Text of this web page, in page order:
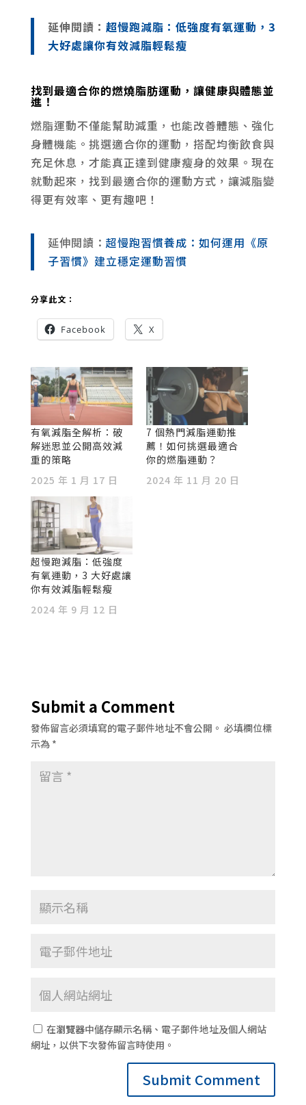
延伸閱讀： 超慢跑減脂：低強度有氧運動，3
大好處讓你有效減脂輕鬆瘦
找到最適合你的燃燒脂肪運動，讓健康與體態並
進！
燃脂運動不僅能幫助減重，也能改善體態、強化
身體機能。挑選適合你的運動，搭配均衡飲食與
充足休息，才能真正達到健康瘦身的效果。現在
就動起來，找到最適合你的運動方式，讓減脂變
得更有效率、更有趣吧！
延伸閱讀： 超慢跑習慣養成：如何運用《原
子習慣》建立穩定運動習慣
分享此文：
Facebook X
有氧減脂全解析：破
解迷思並公開高效減
重的策略
2025 年 1 月 17 日
7 個熱門減脂運動推
薦！如何挑選最適合
你的燃脂運動？
2024 年 11 月 20 日
超慢跑減脂：低強度
有氧運動，3 大好處讓
你有效減脂輕鬆瘦
2024 年 9 月 12 日
Submit a Comment
發佈留言必須填寫的電子郵件地址不會公開。 必填欄位標
示為 *
在瀏覽器中儲存顯示名稱、電子郵件地址及個人網站
網址，以供下次發佈留言時使用。